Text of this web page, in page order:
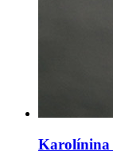
Karolínina